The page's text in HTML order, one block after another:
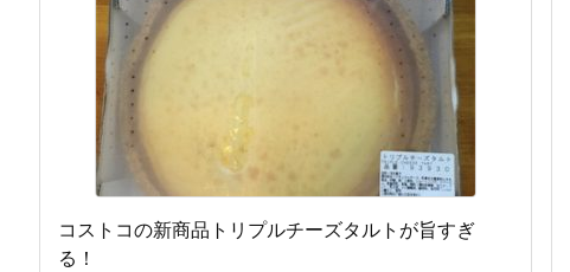
コストコの新商品トリプルチーズタルトが旨すぎ
る！